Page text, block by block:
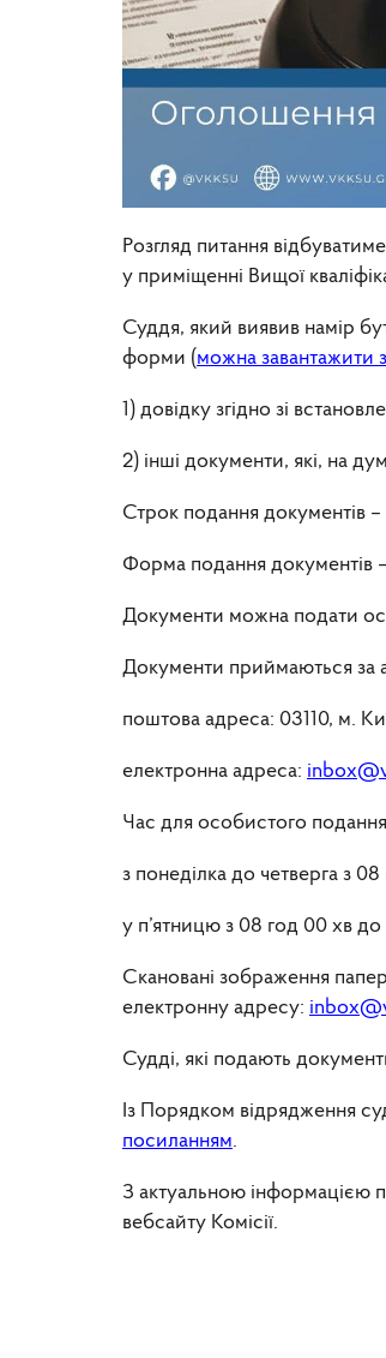
Розгляд питання
у приміщенні Вищої
Суддя, який виявив намір
форми (можна завантажити
1) довідку згідно зі
2) інші документи, які, на
Строк подання документів
Форма подання документів
Документи можна подати
Документи приймаються за
поштова адреса: 03110, м.
електронна адреса:
Час для особистого
з понеділка до четверга з
у п’ятницю з 08 год 00 хв до
Скановані зображення
електронну адресу:
Судді, які подають
Із Порядком відрядження
посиланням.
З актуальною інформацією
вебсайту Комісії.